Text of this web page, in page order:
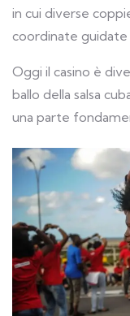
in cui diverse
coordinate guidate
Oggi il casino è
ballo della salsa
una parte